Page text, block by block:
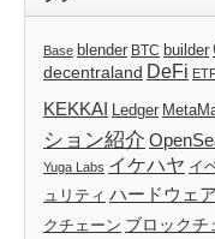
Base blender BTC builder
decentraland DeFi
KEKKAI
Ledger
ション紹介
Yuga Labs イケハヤ イ
ュリティ ハードウェ
クチェーン ブロックチ